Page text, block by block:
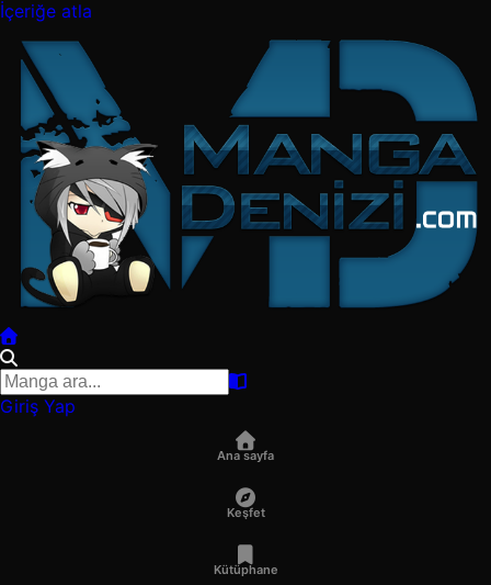
İçeriğe atla
Giriş Yap
Ana sayfa
Keşfet
Kütüphane